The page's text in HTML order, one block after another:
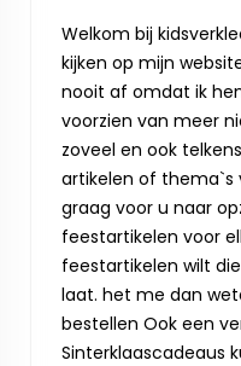
Welkom bij
kijken op mijn
nooit af omdat ik
voorzien van meer
zoveel en ook
artikelen of thema`s
graag voor u naar
feestartikelen voor
feestartikelen wilt
laat. het me dan
bestellen Ook een
Sinterklaascadeaus